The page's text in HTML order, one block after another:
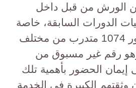
الورش من قبل داخل
الدورات السابقة، خاصة
وأنها شهدت حضور 1074 متدرب من مختلف
رقم غير مسبوق من
إيمان الحضور بأهمية تلك
وثقتهم الكبيرة في الخدمة